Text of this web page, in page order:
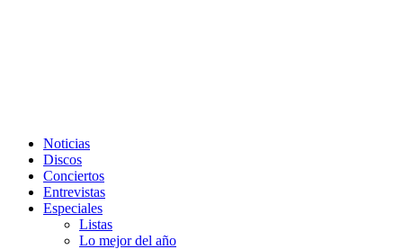
Noticias
Discos
Conciertos
Entrevistas
Especiales
Listas
Lo mejor del año